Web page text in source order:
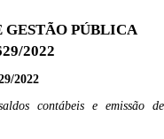
PÚBLICA
2022
2022
contábeis e emissão de